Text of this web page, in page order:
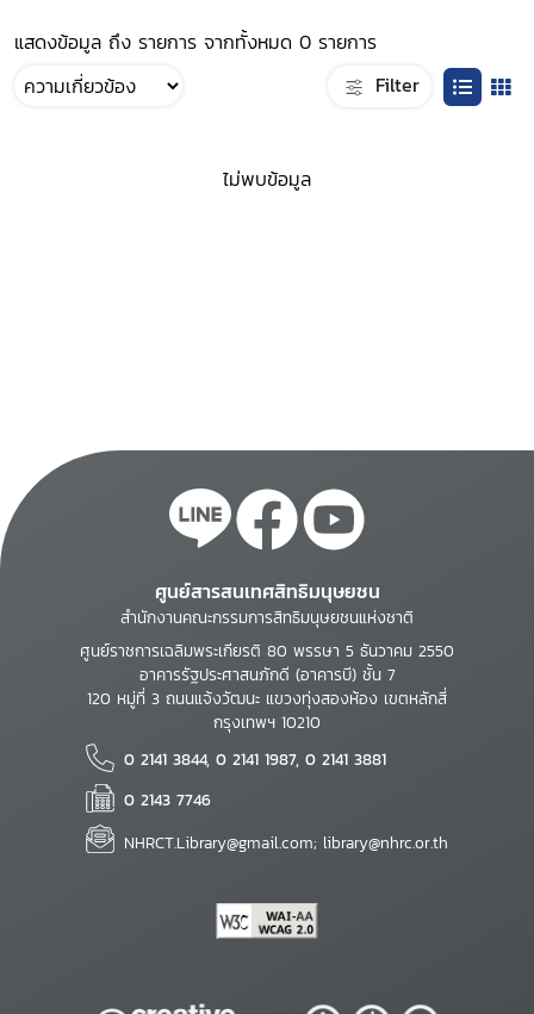
แสดงข้อมูล ถึง รายการ จากทั้งหมด 0 รายการ
Filter
ไม่พบข้อมูล
ศูนย์สารสนเทศสิทธิมนุษยชน
สำนักงานคณะกรรมการสิทธิมนุษยชนแห่งชาติ
ศูนย์ราชการเฉลิมพระเกียรติ 80 พรรษา 5 ธันวาคม 2550
อาคารรัฐประศาสนภักดี (อาคารบี) ชั้น 7
120 หมู่ที่ 3 ถนนแจ้งวัฒนะ แขวงทุ่งสองห้อง เขตหลักสี่
กรุงเทพฯ 10210
0 2141 3844, 0 2141 1987, 0 2141 3881
0 2143 7746
NHRCT.Library@gmail.com; library@nhrc.or.th